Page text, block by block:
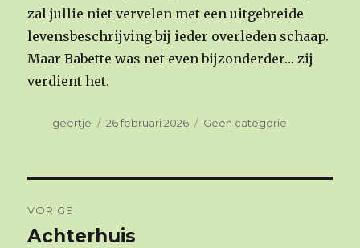
zal jullie niet vervelen met een uitgebreide
levensbeschrijving bij ieder overleden schaap.
Maar Babette was net even bijzonderder… zij
verdient het.
Auteur
geertje
Geplaatst
26 februari 2026 Categorieën
Geen categorie
VORIGE
Vorig
Achterhuis